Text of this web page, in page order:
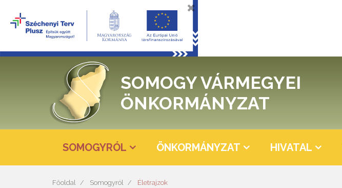
SOMOGY VÁRMEGYEI
ÖNKORMÁNYZAT
SOMOGYRÓL ÖNKORMÁNYZAT HIVATAL
Főoldal Somogyról Életrajzok